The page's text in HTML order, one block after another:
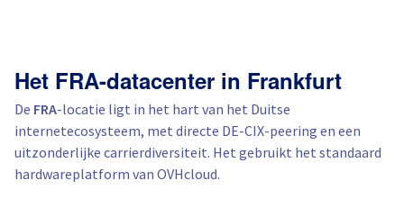
Het FRA-datacenter in Frankfurt
De FRA-locatie ligt in het hart van het Duitse
internetecosysteem, met directe DE-CIX-peering en een
uitzonderlijke carrierdiversiteit. Het gebruikt het standaard
hardwareplatform van OVHcloud.